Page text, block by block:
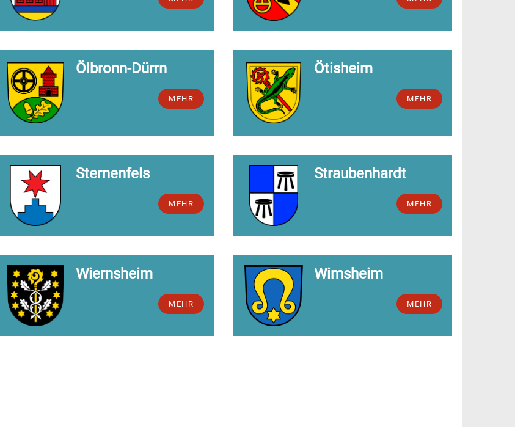
Ölbronn-Dürrn
MEHR
Ötisheim
MEHR
Sternenfels
MEHR
Straubenhardt
MEHR
Wiernsheim
MEHR
Wimsheim
MEHR